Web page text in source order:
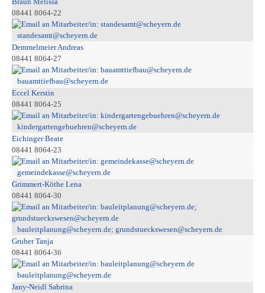
08441 8064-22
standesamt@scheyern.de
Demmelmeier Andreas
08441 8064-27
bauamttiefbau@scheyern.de
Eccel Kerstin
08441 8064-25
kindergartengebuehren@scheyern.de
Eichinger Beate
08441 8064-23
gemeindekasse@scheyern.de
Grimmert-Köthe Lena
08441 8064-30
bauleitplanung@scheyern.de; grundstueckswesen@scheyern.de
Gruber Tanja
08441 8064-36
bauleitplanung@scheyern.de
Jany-Neidl Sabrina